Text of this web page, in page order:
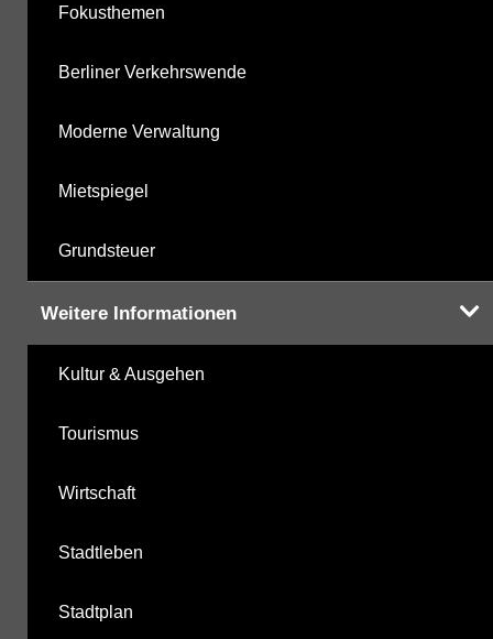
Fokusthemen
Berliner Verkehrswende
Moderne Verwaltung
Mietspiegel
Grundsteuer
Weitere Informationen
Kultur & Ausgehen
Tourismus
Wirtschaft
Stadtleben
Stadtplan